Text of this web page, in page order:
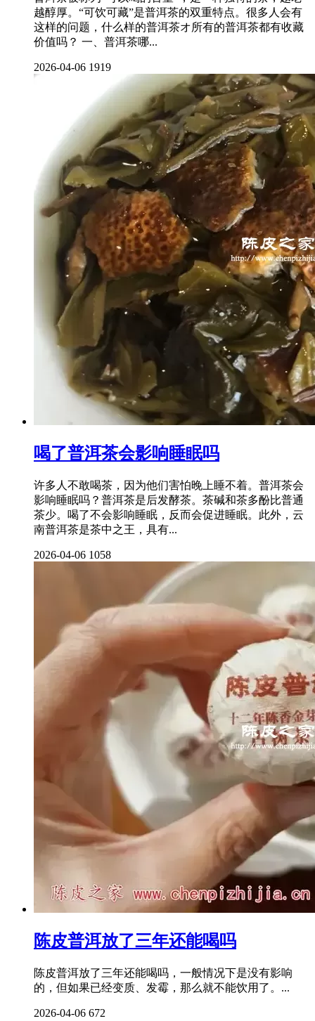
越醇厚。“可饮可藏”是普洱茶的双重特点。很多人会有
这样的问题，什么样的普洱茶オ所有的普洱茶都有收藏
价值吗？ 一、普洱茶哪...
2026-04-06 1919
喝了普洱茶会影响睡眠吗
许多人不敢喝茶，因为他们害怕晚上睡不着。普洱茶会
影响睡眠吗？普洱茶是后发酵茶。茶碱和茶多酚比普通
茶少。喝了不会影响睡眠，反而会促进睡眠。此外，云
南普洱茶是茶中之王，具有...
2026-04-06 1058
陈皮普洱放了三年还能喝吗
陈皮普洱放了三年还能喝吗，一般情况下是没有影响
的，但如果已经变质、发霉，那么就不能饮用了。...
2026-04-06 672